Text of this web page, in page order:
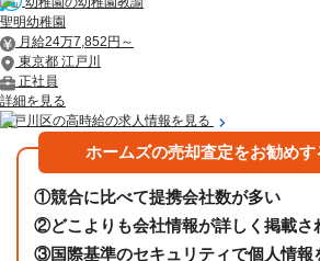
聖明幼稚園
月給24万7,852円～
東京都 江戸川
正社員
詳細を見る
江戸川区の高時給の求人情報を見る
ホームズの売却査定をお勧めす
①競合に比べて提携会社数が多い
②どこよりも会社情報が詳しく掲載さ
③国際基準のセキュリティで個人情報